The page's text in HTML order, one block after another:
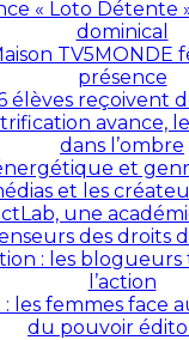
« Loto Détente
dominical
TV5MONDE
présence
élèves reçoivent
avance,
dans l’ombre
et
et les
une
des droits
: les blogueurs
l’action
: les femmes face
du pouvoir